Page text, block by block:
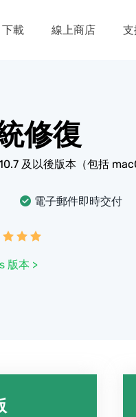
下載 線上商店
修復
及以後版本（包括
電子郵件即時交付
版本 >